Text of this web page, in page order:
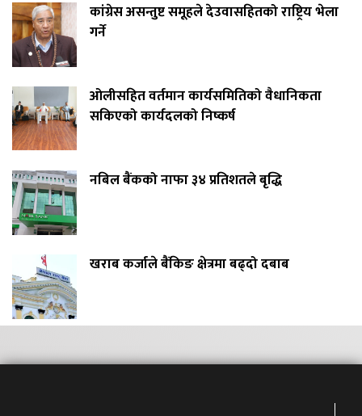
कांग्रेस असन्तुष्ट समूहले देउवासहितको राष्ट्रिय भेला
गर्ने
ओलीसहित वर्तमान कार्यसमितिको वैधानिकता
सकिएको कार्यदलको निष्कर्ष
नबिल बैंकको नाफा ३४ प्रतिशतले बृद्धि
खराब कर्जाले बैंकिङ क्षेत्रमा बढ्दो दबाब